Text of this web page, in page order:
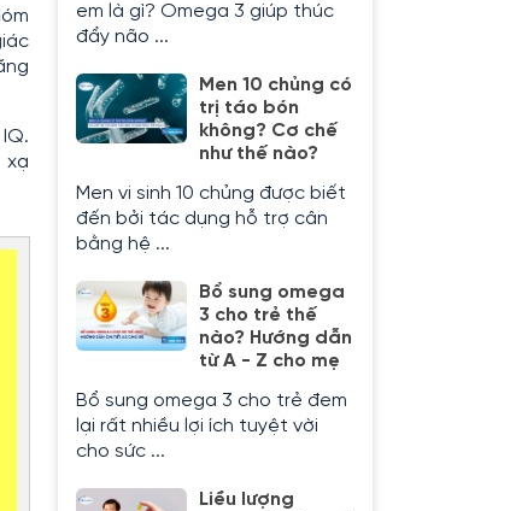
xạ
em là gì? Omega 3 giúp thúc
đẩy não ...
Men 10 chủng có
trị táo bón
không? Cơ chế
như thế nào?
Men vi sinh 10 chủng được biết
đến bởi tác dụng hỗ trợ cân
bằng hệ ...
Bổ sung omega
3 cho trẻ thế
nào? Hướng dẫn
từ A - Z cho mẹ
Bổ sung omega 3 cho trẻ đem
lại rất nhiều lợi ích tuyệt vời
cho sức ...
Liều lượng